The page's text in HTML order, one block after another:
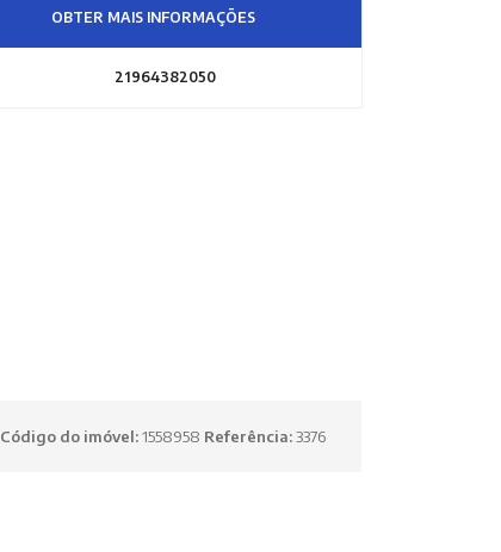
OBTER MAIS INFORMAÇÕES
21964382050
Código do imóvel:1558958 Referência:3376